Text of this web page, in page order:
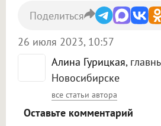
Алина Гурицкая,
Новосибирске
все статьи автора
26 июля 2023, 10:57
Поделиться
Оставьте комментарий